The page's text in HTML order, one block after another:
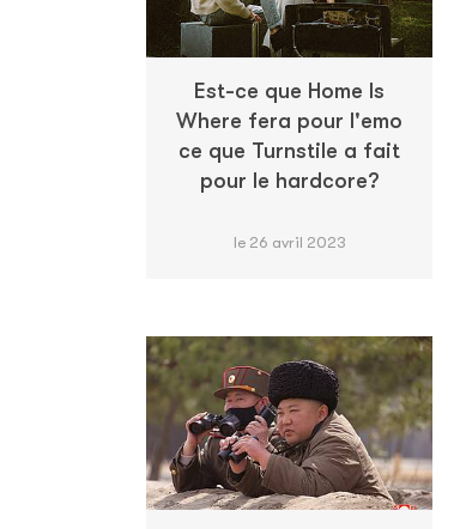
Est-ce que Home Is
Where fera pour l'emo
ce que Turnstile a fait
pour le hardcore?
le 26 avril 2023